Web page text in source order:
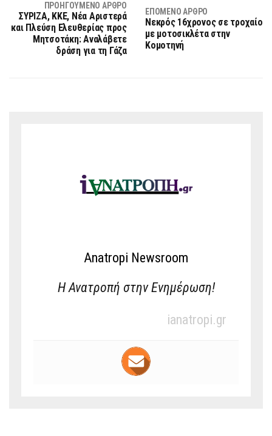
ΠΡΟΗΓΟΎΜΕΝΟ ΆΡΘΡΟ
ΣΥΡΙΖΑ, ΚΚΕ, Νέα Αριστερά
και Πλεύση Ελευθερίας προς
Μητσοτάκη: Αναλάβετε
δράση για τη Γάζα
ΕΠΌΜΕΝΟ ΆΡΘΡΟ
Νεκρός 16χρονος σε τροχαίο
με μοτοσικλέτα στην
Κομοτηνή
Anatropi Newsroom
Η Ανατροπή στην Ενημέρωση!
ianatropi.gr